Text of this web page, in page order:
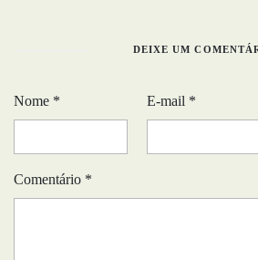
DEIXE UM
Nome * E-mail *
Comentário *